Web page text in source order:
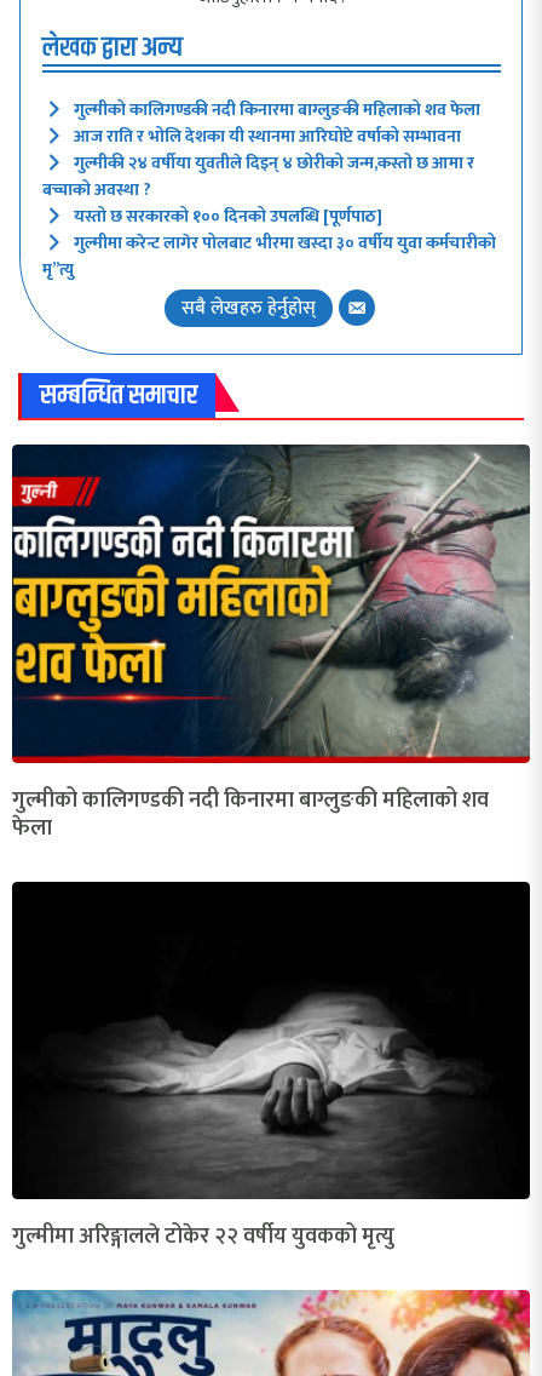
लेखक द्वारा अन्य
गुल्मीको कालिगण्डकी नदी किनारमा बाग्लुङकी महिलाको शव फेला
आज राति र भोलि देशका यी स्थानमा आरिघोप्टे वर्षाको सम्भावना
गुल्मीकी २४ वर्षीया युवतीले दिइन् ४ छोरीको जन्म,कस्तो छ आमा र
बच्चाको अवस्था ?
यस्तो छ सरकारको १०० दिनको उपलब्धि [पूर्णपाठ]
गुल्मीमा करेन्ट लागेर पोलबाट भीरमा खस्दा ३० वर्षीय युवा कर्मचारीको
मृ”त्यु
सबै लेखहरु हेर्नुहोस्
सम्बन्धित समाचार
गुल्मीको कालिगण्डकी नदी किनारमा बाग्लुङकी महिलाको शव
फेला
गुल्मीमा अरिङ्गालले टोकेर २२ वर्षीय युवकको मृत्यु